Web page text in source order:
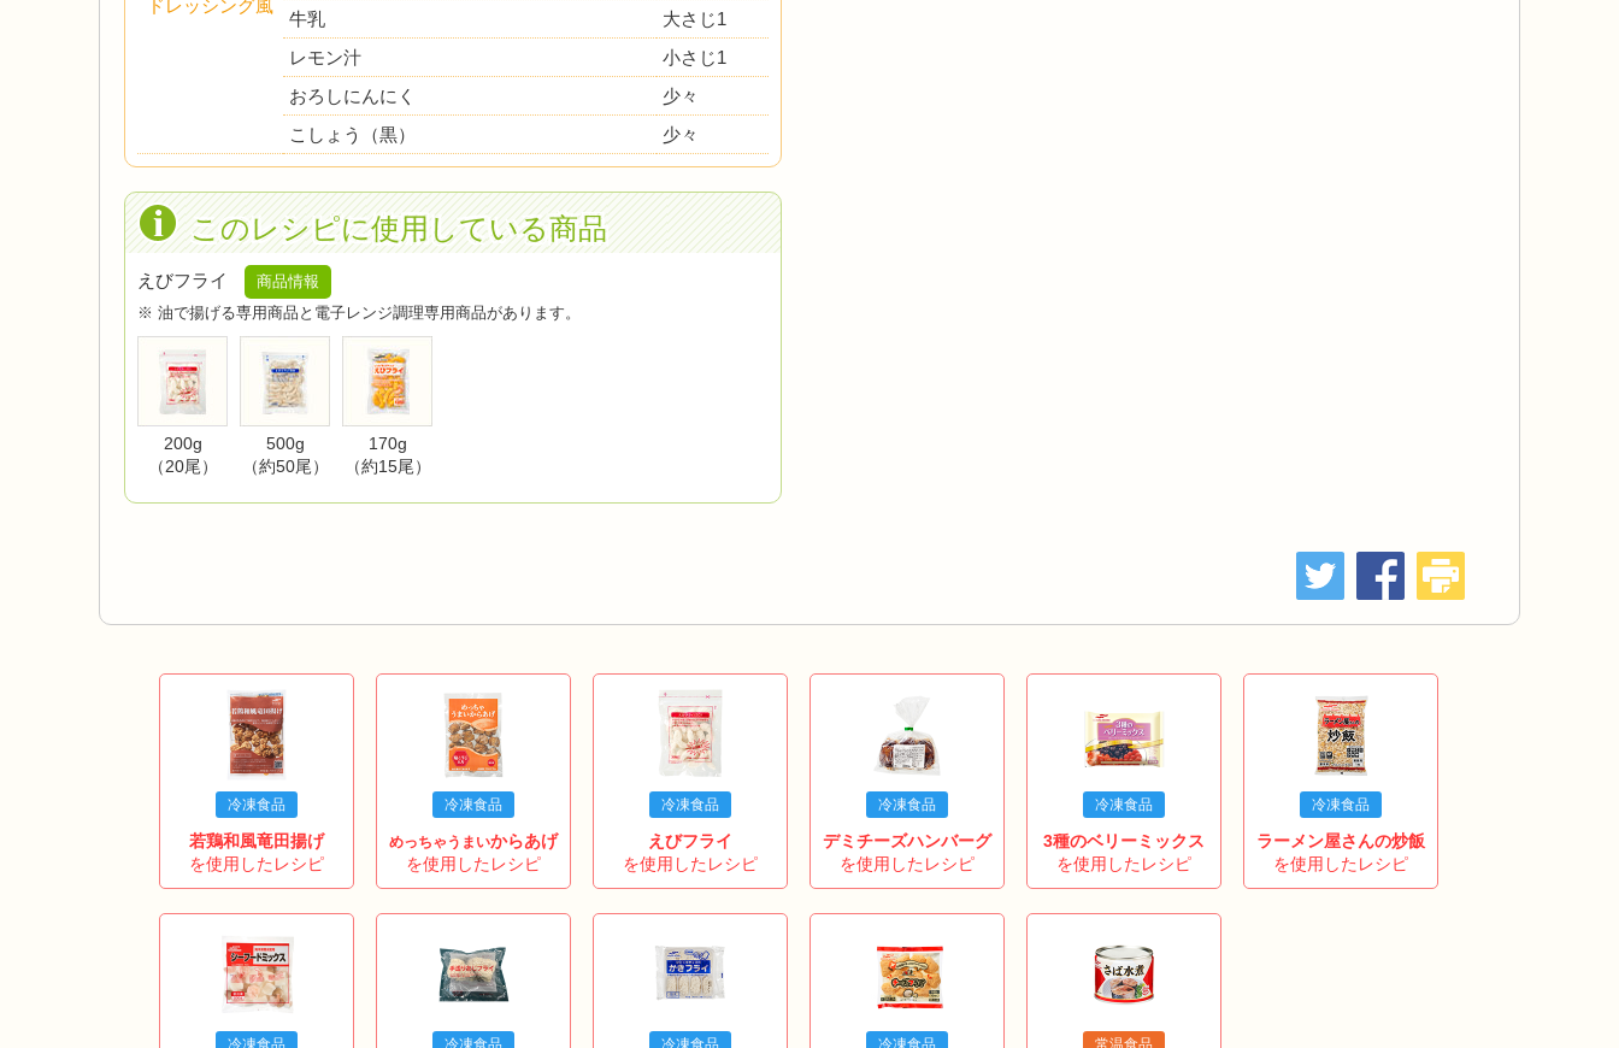
ドレッシング風
牛乳
大さじ1
レモン汁
小さじ1
おろしにんにく
少々
こしょう（黒）
少々
このレシピに使用している商品
えびフライ 商品情報
※ 油で揚げる専用商品と電子レンジ調理専用商品があります。
200g
（20尾）
500g
（約50尾）
170g
（約15尾）
冷凍食品
若鶏和風竜田揚げ
を使用したレシピ
冷凍食品
めっちゃうまいからあげ
を使用したレシピ
冷凍食品
えびフライ
を使用したレシピ
冷凍食品
デミチーズハンバーグ
を使用したレシピ
冷凍食品
3種のベリーミックス
を使用したレシピ
冷凍食品
ラーメン屋さんの炒飯
を使用したレシピ
冷凍食品 冷凍食品 冷凍食品 冷凍食品 常温食品